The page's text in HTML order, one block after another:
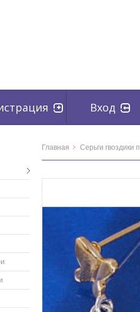
Вход
Главная Серьги гвоздики